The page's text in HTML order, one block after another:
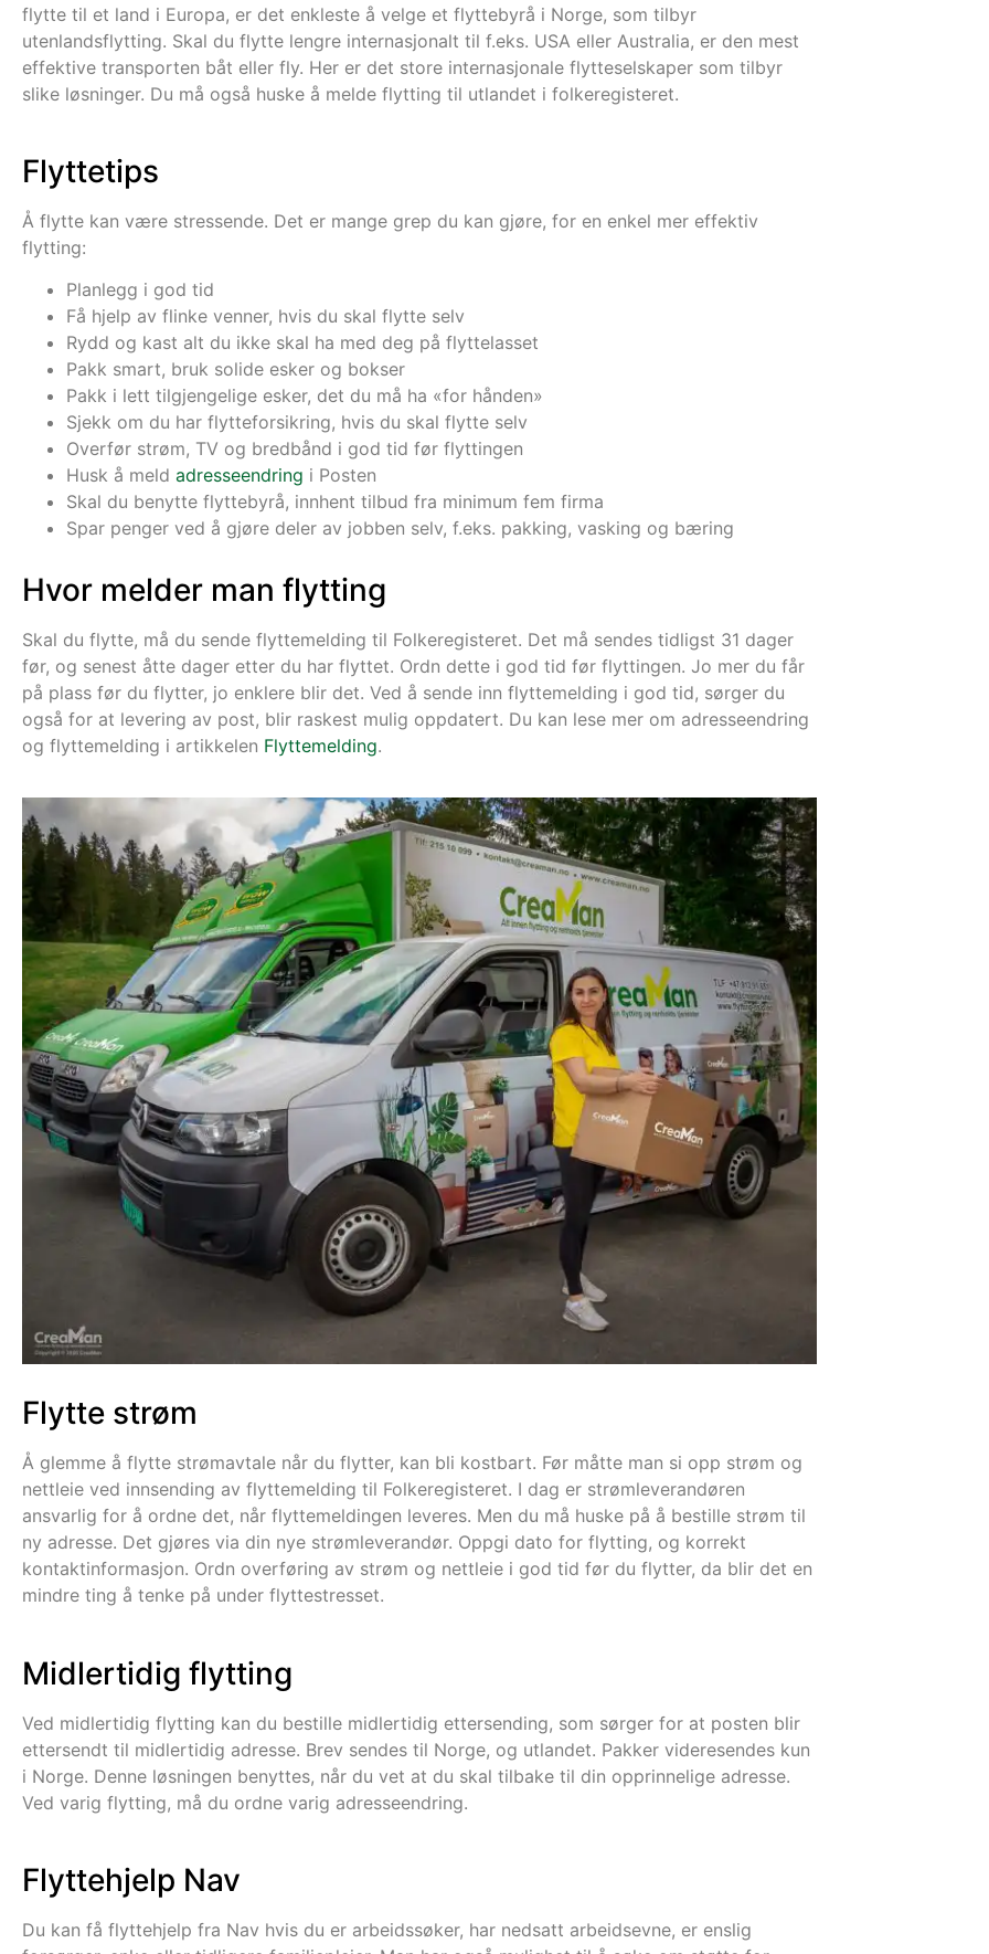
flytte til et land i Europa, er det enkleste å velge et flyttebyrå i Norge, som tilbyr
utenlandsflytting. Skal du flytte lengre internasjonalt til f.eks. USA eller Australia, er den mest
effektive transporten båt eller fly. Her er det store internasjonale flytteselskaper som tilbyr
slike løsninger. Du må også huske å melde flytting til utlandet i folkeregisteret.
Flyttetips
Å flytte kan være stressende. Det er mange grep du kan gjøre, for en enkel mer effektiv
flytting:
Planlegg i god tid
Få hjelp av flinke venner, hvis du skal flytte selv
Rydd og kast alt du ikke skal ha med deg på flyttelasset
Pakk smart, bruk solide esker og bokser
Pakk i lett tilgjengelige esker, det du må ha «for hånden»
Sjekk om du har flytteforsikring, hvis du skal flytte selv
Overfør strøm, TV og bredbånd i god tid før flyttingen
Husk å meld adresseendring i Posten
Skal du benytte flyttebyrå, innhent tilbud fra minimum fem firma
Spar penger ved å gjøre deler av jobben selv, f.eks. pakking, vasking og bæring
Hvor melder man flytting
Skal du flytte, må du sende flyttemelding til Folkeregisteret. Det må sendes tidligst 31 dager
før, og senest åtte dager etter du har flyttet. Ordn dette i god tid før flyttingen. Jo mer du får
på plass før du flytter, jo enklere blir det. Ved å sende inn flyttemelding i god tid, sørger du
også for at levering av post, blir raskest mulig oppdatert. Du kan lese mer om adresseendring
og flyttemelding i artikkelen Flyttemelding.
Flytte strøm
Å glemme å flytte strømavtale når du flytter, kan bli kostbart. Før måtte man si opp strøm og
nettleie ved innsending av flyttemelding til Folkeregisteret. I dag er strømleverandøren
ansvarlig for å ordne det, når flyttemeldingen leveres. Men du må huske på å bestille strøm til
ny adresse. Det gjøres via din nye strømleverandør. Oppgi dato for flytting, og korrekt
kontaktinformasjon. Ordn overføring av strøm og nettleie i god tid før du flytter, da blir det en
mindre ting å tenke på under flyttestresset.
Midlertidig flytting
Ved midlertidig flytting kan du bestille midlertidig ettersending, som sørger for at posten blir
ettersendt til midlertidig adresse. Brev sendes til Norge, og utlandet. Pakker videresendes kun
i Norge. Denne løsningen benyttes, når du vet at du skal tilbake til din opprinnelige adresse.
Ved varig flytting, må du ordne varig adresseendring.
Flyttehjelp Nav
Du kan få flyttehjelp fra Nav hvis du er arbeidssøker, har nedsatt arbeidsevne, er enslig